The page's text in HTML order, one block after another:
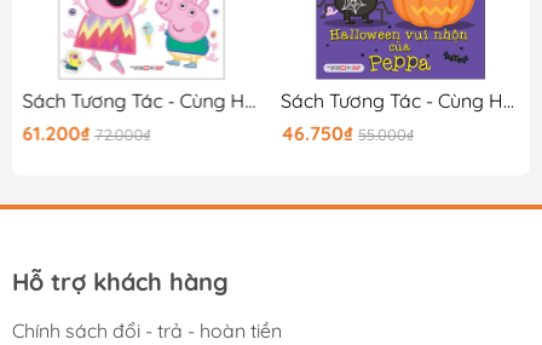
Sách Tương Tác - Cùng Học Cùng Chơi Với Peppa Pig - Cuộc Sống Hạnh Phúc Của Peppa Và George
61.200₫ 72.000₫
Sách Tương Tác - Cùng Học Cùng Chơi Với Peppa Pig - Halloween Vui Nhộn Của Peppa
46.750₫ 55.000₫
Hỗ trợ khách hàng
Chính sách đổi - trả - hoàn tiền